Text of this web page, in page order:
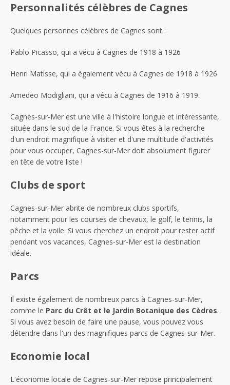
Personnalités célèbres de Cagnes
Quelques personnes célèbres de Cagnes sont :
Pablo Picasso, qui a vécu à Cagnes de 1918 à 1926
Henri Matisse, qui a également vécu à Cagnes de 1918 à 1926
Amedeo Modigliani, qui a vécu à Cagnes de 1916 à 1919.
Cagnes-sur-Mer est une ville à l'histoire longue et intéressante,
située dans le sud de la France. Si vous êtes à la recherche
d'un endroit magnifique à visiter et d'une multitude d'activités
pour vous occuper, Cagnes-sur-Mer doit absolument figurer
en tête de votre liste !
Clubs de sport
Cagnes-sur-Mer abrite de nombreux clubs sportifs,
notamment pour les courses de chevaux, le golf, le tennis, la
pêche et la voile. Si vous cherchez un endroit pour rester actif
pendant vos vacances, Cagnes-sur-Mer est la destination
idéale.
Parcs
Il existe également de nombreux parcs à Cagnes-sur-Mer,
comme le Parc du Crêt et le Jardin Botanique des Cèdres.
Si vous avez besoin de faire une pause, vous pouvez vous
détendre dans l'un des magnifiques parcs de Cagnes-sur-Mer.
Economie local
L'économie locale de Cagnes-sur-Mer repose principalement